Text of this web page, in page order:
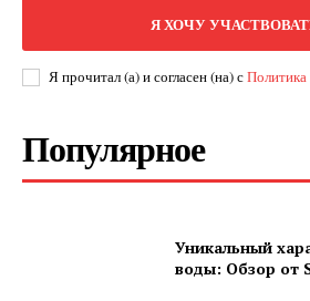
Я ХОЧУ
Я прочитал (а) и согласен (на) с
Популярное
Уникальный
воды: Обзор от